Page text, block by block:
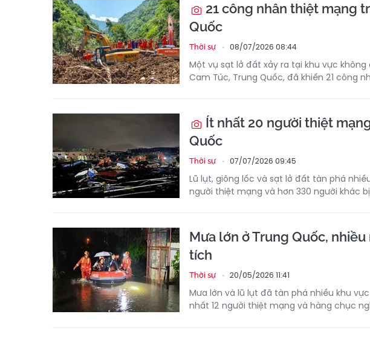
21 công nhân thiệt mạng
Quốc
Thời sự 08/07/2026 08:44
Một vụ sạt lở đất xảy ra tại khu vực
Cam Túc, Trung Quốc, đã khiến 21 công
Ít nhất 20 người thiệt
Quốc
Thời sự 07/07/2026 09:45
Lũ lụt, giông lốc và sạt lở đất tàn phá
người thiệt mạng và hơn 330 người khác
Mưa lớn ở Trung Quốc,
tích
Thời sự 20/05/2026 11:41
Mưa lớn và lũ lụt đã tàn phá nhiều khu
nhất 12 người thiệt mạng và hàng chục